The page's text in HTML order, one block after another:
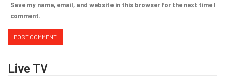
Save my name, email, and website in this browser for the next time I
comment.
Live TV